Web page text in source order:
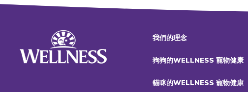
我們的理念
狗狗的WELLNESS 寵物健康
貓咪的WELLNESS 寵物健康